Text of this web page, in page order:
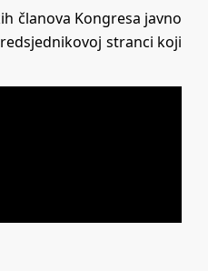
članova Kongresa javno
stranci koji